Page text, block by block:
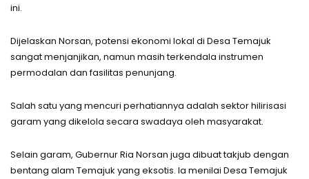
ini.
Dijelaskan Norsan, potensi ekonomi lokal di Desa Temajuk
sangat menjanjikan, namun masih terkendala instrumen
permodalan dan fasilitas penunjang.
Salah satu yang mencuri perhatiannya adalah sektor hilirisasi
garam yang dikelola secara swadaya oleh masyarakat.
Selain garam, Gubernur Ria Norsan juga dibuat takjub dengan
bentang alam Temajuk yang eksotis. Ia menilai Desa Temajuk